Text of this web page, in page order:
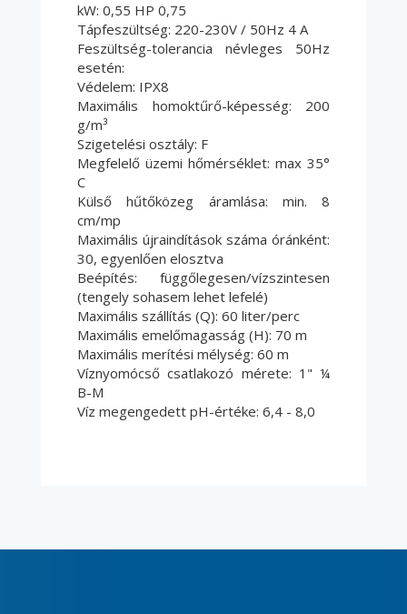
kW: 0,55 HP 0,75
Tápfeszültség: 220-230V / 50Hz 4 A
Feszültség-tolerancia névleges 50Hz
esetén:
Védelem: IPX8
Maximális homoktűrő-képesség: 200
g/m³
Szigetelési osztály: F
Megfelelő üzemi hőmérséklet: max 35°
C
Külső hűtőközeg áramlása: min. 8
cm/mp
Maximális újraindítások száma óránként:
30, egyenlően elosztva
Beépítés: függőlegesen/vízszintesen
(tengely sohasem lehet lefelé)
Maximális szállítás (Q): 60 liter/perc
Maximális emelőmagasság (H): 70 m
Maximális merítési mélység: 60 m
Víznyomócső csatlakozó mérete: 1" ¼
B-M
Víz megengedett pH-értéke: 6,4 - 8,0